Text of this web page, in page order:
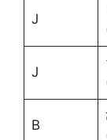
J
J
B